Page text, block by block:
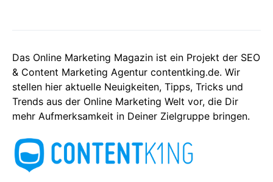
Das Online Marketing Magazin ist ein Projekt der SEO
& Content Marketing Agentur contentking.de. Wir
stellen hier aktuelle Neuigkeiten, Tipps, Tricks und
Trends aus der Online Marketing Welt vor, die Dir
mehr Aufmerksamkeit in Deiner Zielgruppe bringen.